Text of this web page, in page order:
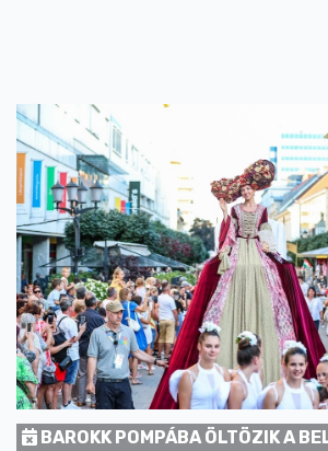
BAROKK POMPÁBA ÖLTÖZIK A